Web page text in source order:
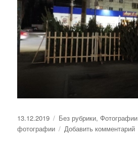
Опубликовано
13.12.2019 Рубрики
Без рубрики,Фотографии
фотографии
Добавить комментарий